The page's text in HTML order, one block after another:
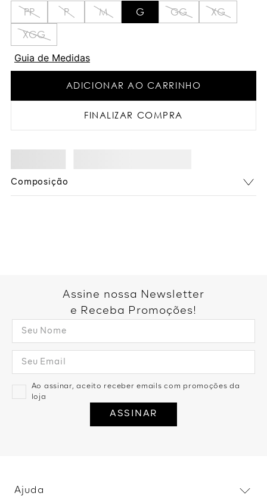
PP P M G GG
XG
XGG
Guia de Medidas
ADICIONAR AO CARRINHO
FINALIZAR COMPRA
Composição
Assine nossa Newsletter
e Receba Promoções!
Ao assinar, aceito receber emails com promoções da
loja
ASSINAR
Ajuda